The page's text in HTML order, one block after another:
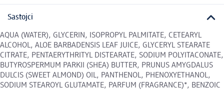
Sastojci
AQUA (WATER), GLYCERIN, ISOPROPYL PALMITATE, CETEARYL
ALCOHOL, ALOE BARBADENSIS LEAF JUICE, GLYCERYL STEARATE
CITRATE, PENTAERYTHRITYL DISTEARATE, SODIUM POLYITACONATE,
BUTYROSPERMUM PARKII (SHEA) BUTTER, PRUNUS AMYGDALUS
DULCIS (SWEET ALMOND) OIL, PANTHENOL, PHENOXYETHANOL,
SODIUM STEAROYL GLUTAMATE, PARFUM (FRAGRANCE)*, BENZOIC